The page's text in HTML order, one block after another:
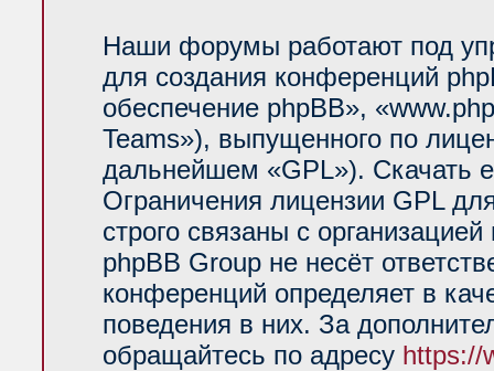
Наши форумы работают под
для создания конференций
обеспечение phpBB»,
Teams»), выпущенного по
дальнейшем «GPL»). Скачать
Ограничения лицензии GPL
строго связаны с
phpBB Group не несёт
конференций определяет в
поведения в них. За
обращайтесь по адресу https://